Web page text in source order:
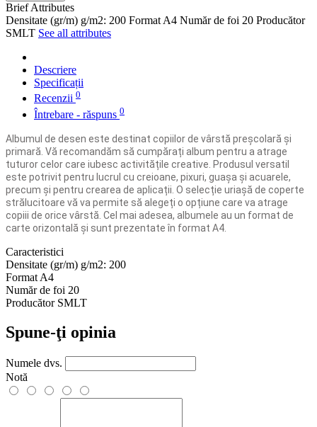
Brief Attributes
Densitate (gr/m) g/m2: 200 Format A4 Număr de foi 20 Producător
SMLT See all attributes
Descriere
Specificații
Recenzii 0
Întrebare - răspuns 0
Albumul de desen este destinat copiilor de vârstă preșcolară și
primară. Vă recomandăm să cumpărați album pentru a atrage
tuturor celor care iubesc activitățile creative. Produsul versatil
este potrivit pentru lucrul cu creioane, pixuri, guașa și acuarele,
precum și pentru crearea de aplicații. O selecție uriașă de coperte
strălucitoare vă va permite să alegeți o opțiune care va atrage
copiii de orice vârstă. Cel mai adesea, albumele au un format de
carte orizontală și sunt prezentate în format A4.
Caracteristici
Densitate (gr/m) g/m2: 200
Format A4
Număr de foi 20
Producător SMLT
Spune-ţi opinia
Numele dvs.
Notă